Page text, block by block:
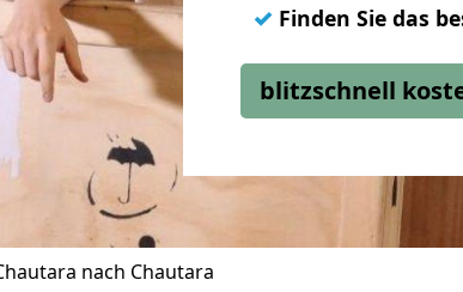
✓ Finden Sie das
blitzschnell
nach Chautara